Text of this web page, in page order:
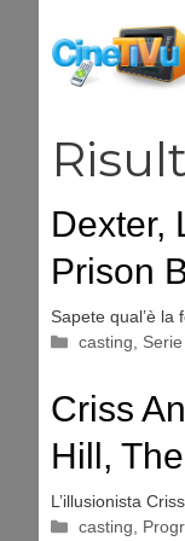
contenuto
Dexter,
Prison
Sapete qual’è la
Categorie
casting
Criss
Hill,
CSI:
L’illusionista
Categorie
casting